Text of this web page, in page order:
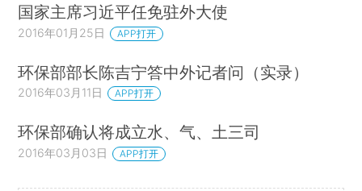
国家主席习近平任免驻外大使
2016年01月25日 APP打开
环保部部长陈吉宁答中外记者问（实录）
2016年03月11日 APP打开
环保部确认将成立水、气、土三司
2016年03月03日 APP打开